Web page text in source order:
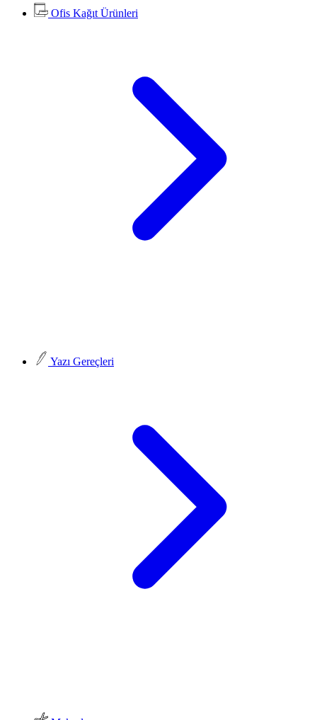
Ofis Kağıt Ürünleri
Yazı Gereçleri